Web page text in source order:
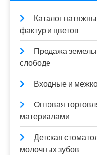
Каталог
фактур и цветов
Продажа
слободе
Входные и
Оптовая
материалами
Детская
молочных зубов